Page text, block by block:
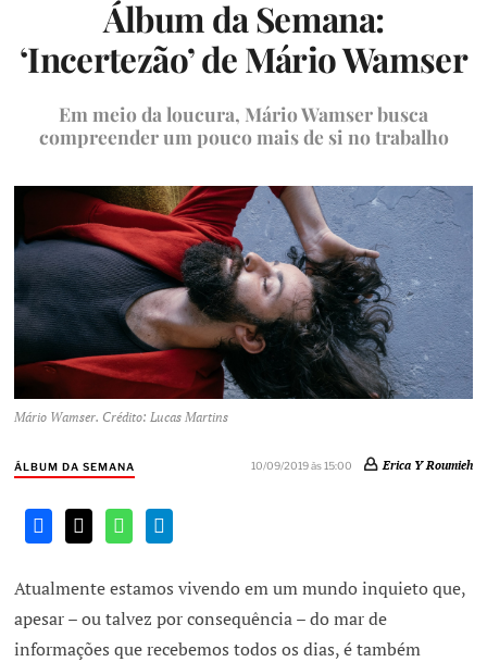
Álbum da Semana:
‘Incertezão’ de Mário Wamser
Em meio da loucura, Mário Wamser busca
compreender um pouco mais de si no trabalho
Mário Wamser. Crédito: Lucas Martins
ÁLBUM DA SEMANA 10/09/2019 às 15:00 Erica Y Roumieh
Atualmente estamos vivendo em um mundo inquieto que,
apesar – ou talvez por consequência – do mar de
informações que recebemos todos os dias, é também